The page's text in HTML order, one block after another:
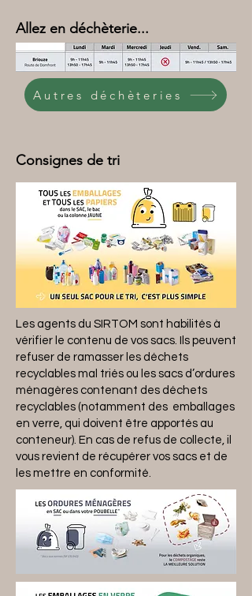
Allez en déchèterie...
Autres déchèteries
Consignes de tri
Les agents du SIRTOM sont habilités à
vérifier le contenu de vos sacs. Ils peuvent
refuser de ramasser les déchets
recyclables mal triés ou les sacs d’ordures
ménagères contenant des déchets
recyclables (notamment des emballages
en verre, qui doivent être apportés au
conteneur). En cas de refus de collecte, il
vous revient de récupérer vos sacs et de
les mettre en conformité.